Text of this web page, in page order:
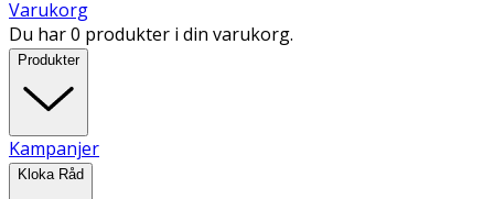
Varukorg
Du har 0 produkter i din varukorg.
Produkter
Kampanjer
Kloka Råd